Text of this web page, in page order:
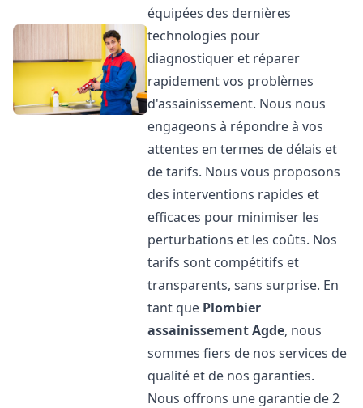
équipées des dernières
technologies pour
diagnostiquer et réparer
rapidement vos problèmes
d'assainissement. Nous nous
engageons à répondre à vos
attentes en termes de délais et
de tarifs. Nous vous proposons
des interventions rapides et
efficaces pour minimiser les
perturbations et les coûts. Nos
tarifs sont compétitifs et
transparents, sans surprise. En
tant que Plombier
assainissementAgde, nous
sommes fiers de nos services de
qualité et de nos garanties.
Nous offrons une garantie de 2